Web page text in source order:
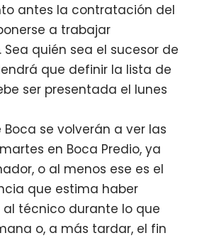
antes la contratación del
a trabajar
quién sea el sucesor de
que definir la lista de
ser presentada el lunes
se volverán a ver las
en Boca Predio, ya
o al menos ese es el
que estima haber
técnico durante lo que
o, a más tardar, el fin